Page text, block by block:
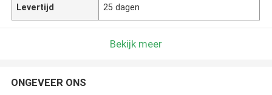
Levertijd 25 dagen
Bekijk meer
ONGEVEER ONS